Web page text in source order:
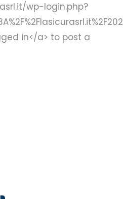
wp-login.php?
in</a> to post a